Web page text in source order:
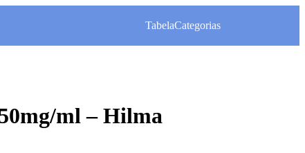
TabelaCategorias
ml – Hilma